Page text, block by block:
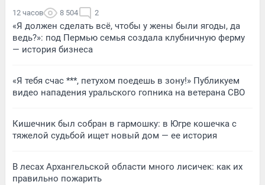
12 часов 8 504 2
«Я должен сделать всё, чтобы у жены были ягоды, да
ведь?»: под Пермью семья создала клубничную ферму
— история бизнеса
«Я тебя счас ***, петухом поедешь в зону!» Публикуем
видео нападения уральского гопника на ветерана СВО
Кишечник был собран в гармошку: в Югре кошечка с
тяжелой судьбой ищет новый дом — ее история
В лесах Архангельской области много лисичек: как их
правильно пожарить